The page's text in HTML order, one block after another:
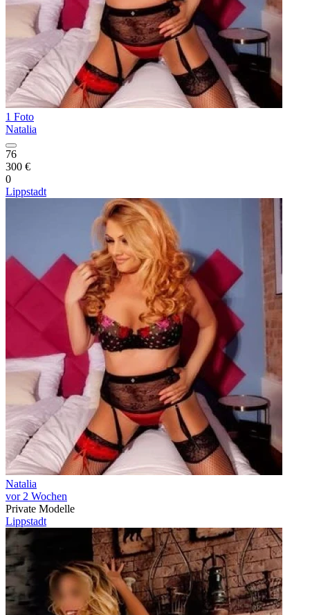
1 Foto
Natalia
76
300 €
0
Lippstadt
Natalia
vor 2 Wochen
Private Modelle
Lippstadt